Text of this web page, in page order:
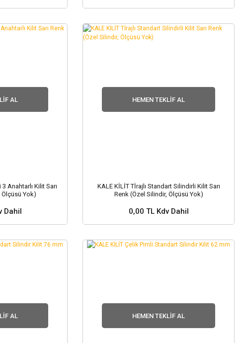
? Stok ve Fiyat Sorunuz ?
AL
Anahtarlı Kilit Sarı
Ölçüsü Yok)
Dahil
?
HEMEN TEKLIF AL
KALE KİLİT Tİrajlı Standart Silindirli Kilit Sarı
Renk (Özel Silindir, Ölçüsü Yok)
0,00 TL Kdv Dahil
Stok ve Fiyat Sorunuz ?
AL HEMEN TEKLIF AL